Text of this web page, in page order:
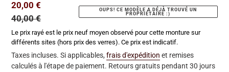
Prix
réduit
20,00 €
40,00 €
OUPS! CE MODÈLE A DÉJÀ TROUVÉ UN
PROPRIÉTAIRE :)
Le prix rayé est le prix neuf moyen observé pour cette monture sur
différents sites (hors prix des verres). Ce prix est indicatif.
Taxes incluses. Si applicables, frais d'expédition et remises
calculés à l'étape de paiement. Retours gratuits pendant 30 jours